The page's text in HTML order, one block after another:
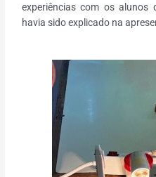
experiências com os alunos
havia sido explicado na